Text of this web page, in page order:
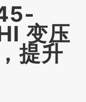
变压
提升